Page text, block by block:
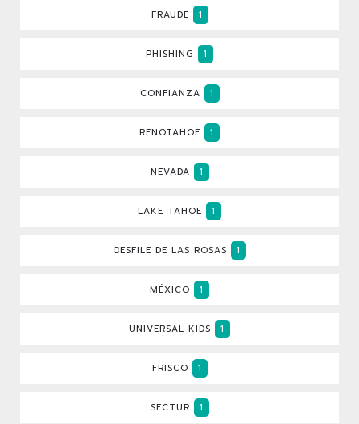
FRAUDE 1
PHISHING 1
CONFIANZA 1
RENOTAHOE 1
NEVADA 1
LAKE TAHOE 1
DESFILE DE LAS ROSAS 1
MÉXICO 1
UNIVERSAL KIDS 1
FRISCO 1
SECTUR 1